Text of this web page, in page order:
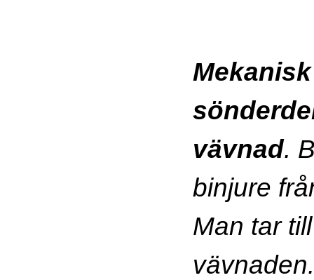
Mekanisk
vävnad.
binjure
Man tar
vävnaden.